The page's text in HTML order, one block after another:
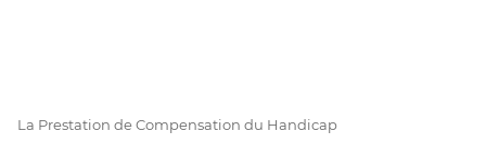
La Prestation de Compensation du Handicap